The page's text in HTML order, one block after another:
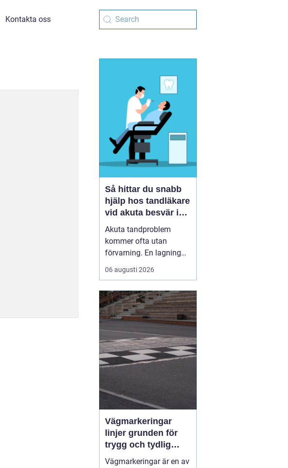
Kontakta oss
Så hittar du snabb
hjälp hos tandläkare
vid akuta besvär i
malmö
Akuta tandproblem
kommer ofta utan
förvarning. En lagning
lossnar under lunchen,
en tand går av under en
värk blir plötsligt så
stark att sömnen störs.
Då uppstårbeho...
06 augusti 2026
Vägmarkeringar
linjer grunden för
trygg och tydlig
trafik
Vägmarkeringar är en av